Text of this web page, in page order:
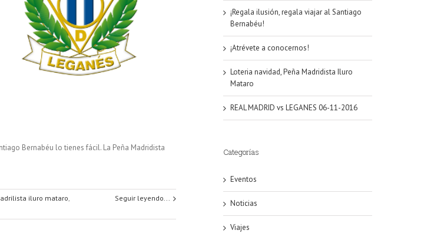
Bernabéu lo tienes fácil. La Peña Madridista
iluro mataro,
Seguir leyendo...
¡Regala ilusión, regala viajar al Santiago
Bernabéu!
¡Atrévete a conocernos!
Loteria navidad, Peña Madridista Iluro
Mataro
REAL MADRID vs LEGANES 06-11-2016
Categorías
Eventos
Noticias
Viajes